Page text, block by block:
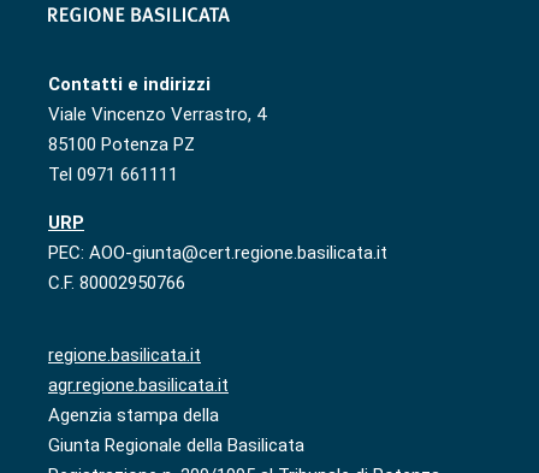
Contatti e indirizzi
Viale Vincenzo Verrastro, 4
85100 Potenza PZ
Tel 0971 661111
URP
PEC: AOO-giunta@cert.regione.basilicata.it
C.F. 80002950766
regione.basilicata.it
agr.regione.basilicata.it
Agenzia stampa della
Giunta Regionale della Basilicata